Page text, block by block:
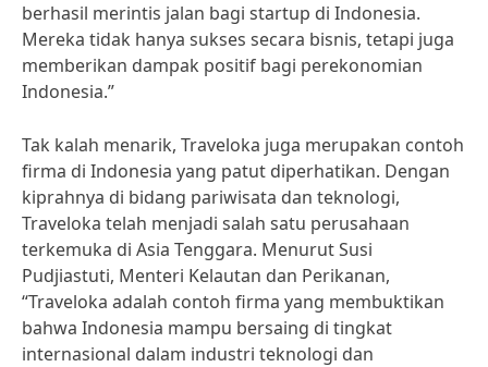
berhasil merintis jalan bagi startup di Indonesia.
Mereka tidak hanya sukses secara bisnis, tetapi juga
memberikan dampak positif bagi perekonomian
Indonesia.”
Tak kalah menarik, Traveloka juga merupakan contoh
firma di Indonesia yang patut diperhatikan. Dengan
kiprahnya di bidang pariwisata dan teknologi,
Traveloka telah menjadi salah satu perusahaan
terkemuka di Asia Tenggara. Menurut Susi
Pudjiastuti, Menteri Kelautan dan Perikanan,
“Traveloka adalah contoh firma yang membuktikan
bahwa Indonesia mampu bersaing di tingkat
internasional dalam industri teknologi dan